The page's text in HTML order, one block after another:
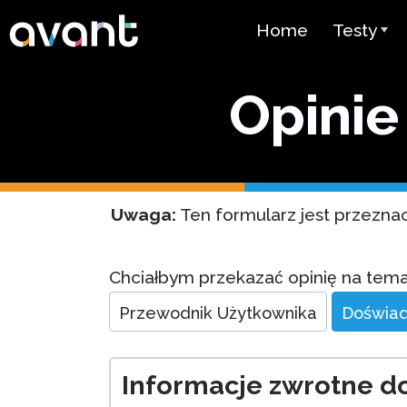
Skip to main content
Home
Testy
STAMP
(SHL)
Test
Arabskim
Uwaga: Ten formularz jest
Website
Feedback
Chciałbym przekazać opinię na
Przewodnik Użytkownika
Informacje zwrotne